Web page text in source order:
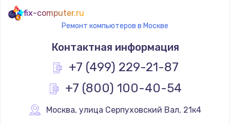
Замена голосового динамика
490 руб.
Заказать
Замена основной камеры
fix-computer.ru
Ремонт компьютеров в Москве
Контактная информация
+7 (499) 229-21-87
+7 (800) 100-40-54
Москва, улица Серпуховский Вал, 21к4